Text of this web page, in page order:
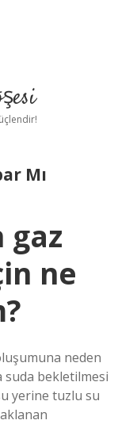
Mı
gaz
ne
neden
suda bekletilmesi
yerine tuzlu su